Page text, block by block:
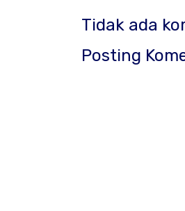
Tidak ada
Posting